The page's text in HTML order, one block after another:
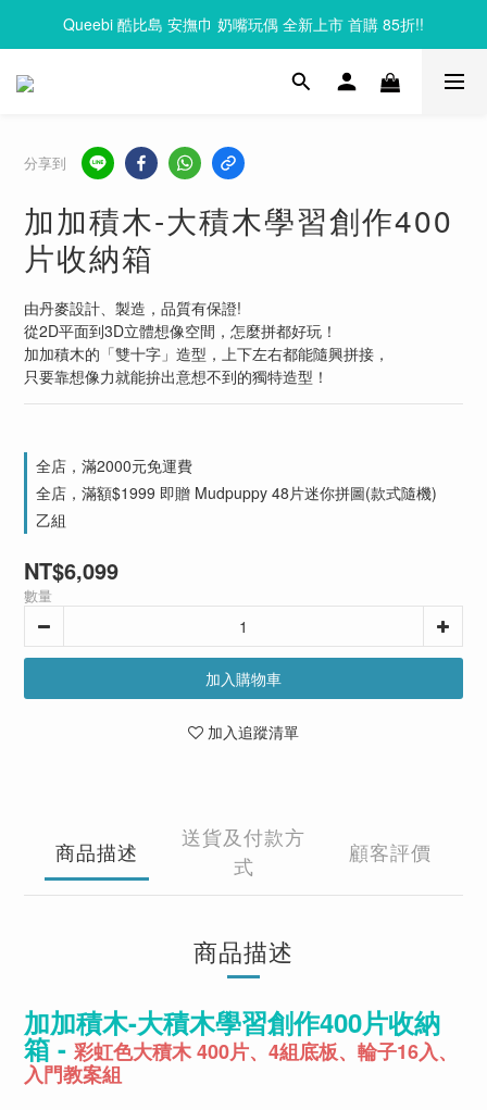
Clixo 磁力片83折起，滿額再贈禮
Queebi 酷比島 安撫巾 奶嘴玩偶 全新上市 首購 85折!!
Clixo 磁力片83折起，滿額再贈禮
分享到
加加積木-大積木學習創作400
片收納箱
由丹麥設計、製造，品質有保證!
從2D平面到3D立體想像空間，怎麼拼都好玩！
加加積木的「雙十字」造型，上下左右都能隨興拼接，
只要靠想像力就能拚出意想不到的獨特造型！
全店，滿2000元免運費
全店，滿額$1999 即贈 Mudpuppy 48片迷你拼圖(款式隨機)
乙組
NT$6,099
數量
加入購物車
加入追蹤清單
商品描述
送貨及付款方
式
顧客評價
商品描述
加加積木-大積木學習創作400片收納
箱 - 彩虹色大積木 400片、4組底板、輪子16入、
入門教案組